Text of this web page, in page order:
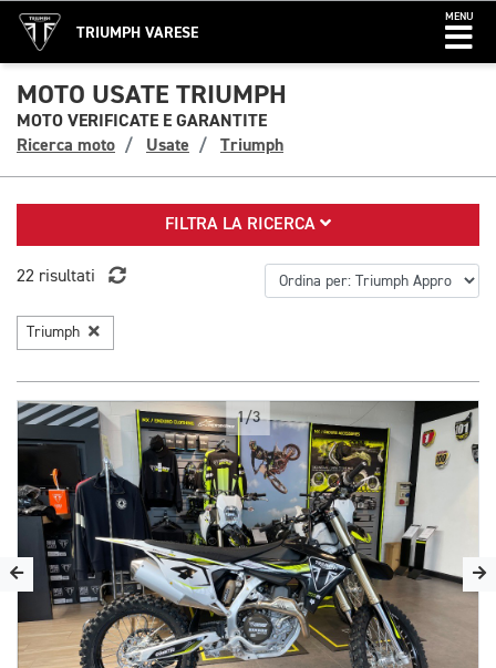
TRIUMPH VARESE
MENU
MOTO USATE TRIUMPH
MOTO VERIFICATE E GARANTITE
Ricerca moto
Usate Triumph
FILTRA LA RICERCA
22 risultati
Triumph
1/3